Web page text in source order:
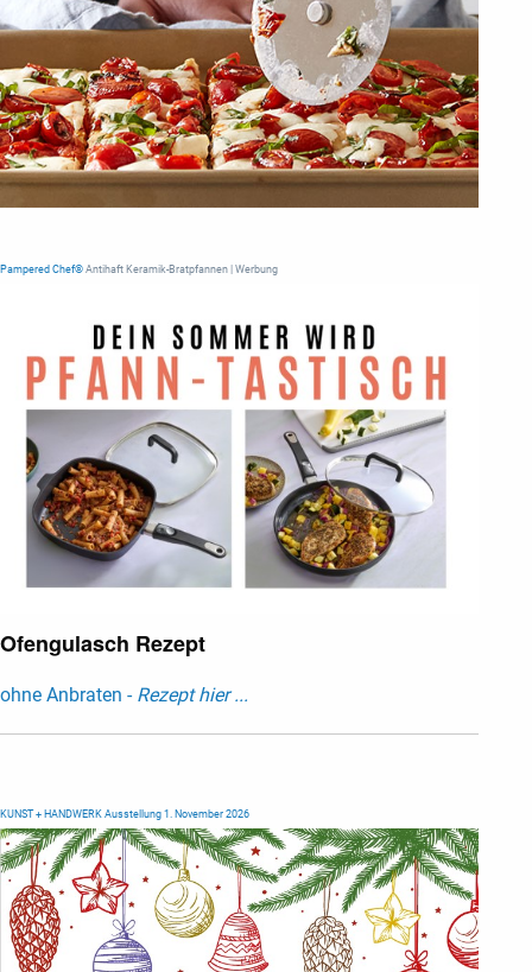
Pampered Chef® Antihaft Keramik-Bratpfannen | Werbung
Ofengulasch Rezept
ohne Anbraten - Rezept hier ...
KUNST + HANDWERK Ausstellung 1. November 2026